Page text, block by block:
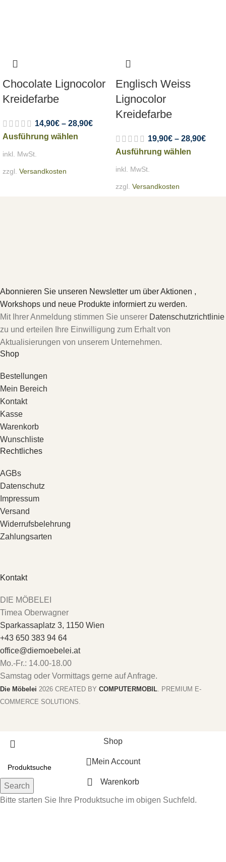
Chocolate Lignocolor
Kreidefarbe
14,90€ – 28,90€
Ausführung wählen
inkl. MwSt.
zzgl. Versandkosten
Englisch Weiss
Lignocolor
Kreidefarbe
19,90€ – 28,90€
Ausführung wählen
inkl. MwSt.
zzgl. Versandkosten
Abonnieren Sie unseren Newsletter um über Aktionen ,
Workshops und neue Produkte informiert zu werden.
Mit Ihrer Anmeldung stimmen Sie unserer Datenschutzrichtlinie
zu und erteilen Ihre Einwilligung zum Erhalt von
Aktualisierungen von unserem Unternehmen.
Shop
Bestellungen
Mein Bereich
Kontakt
Kasse
Warenkorb
Wunschliste
Rechtliches
AGBs
Datenschutz
Impressum
Versand
Widerrufsbelehrung
Zahlungsarten
Kontakt
DIE MÖBELEI
Timea Oberwagner
Sparkassaplatz 3, 1150 Wien
+43 650 383 94 64
office@diemoebelei.at
Mo.-Fr.: 14.00-18.00
Samstag oder Vormittags gerne auf Anfrage.
Die Möbelei 2026 CREATED BY COMPUTERMOBIL. PREMIUM E-
COMMERCE SOLUTIONS.
Search
Bitte starten Sie Ihre Produktsuche im obigen Suchfeld.
Shop
Mein Account
Warenkorb